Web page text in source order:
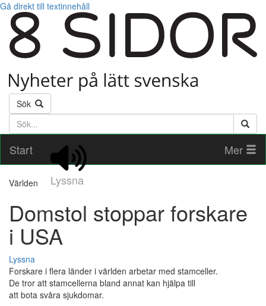
Gå direkt till textinnehåll
Sök
Söktext
Start
Lyssna
Mer
Världen
Domstol stoppar forskare
i USA
Lyssna
Forskare i flera länder i världen arbetar med stamceller.
De tror att stamcellerna bland annat kan hjälpa till
att bota svåra sjukdomar.